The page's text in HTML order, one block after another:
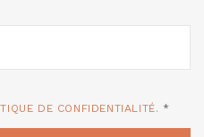
DE CONFIDENTIALITÉ. *